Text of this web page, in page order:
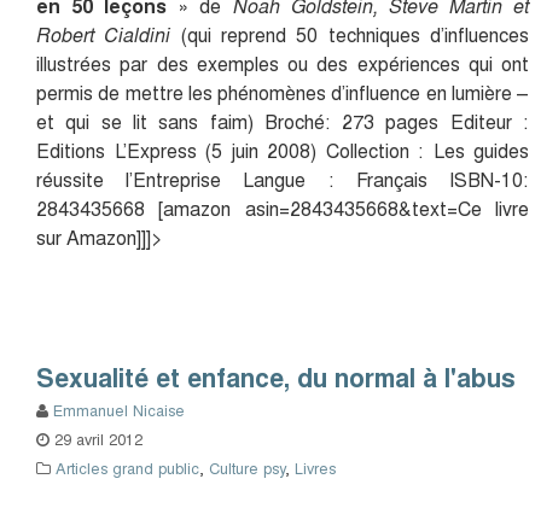
en 50 leçons » de Noah Goldstein, Steve Martin et
Robert Cialdini (qui reprend 50 techniques d’influences
illustrées par des exemples ou des expériences qui ont
permis de mettre les phénomènes d’influence en lumière –
et qui se lit sans faim) Broché: 273 pages Editeur :
Editions L’Express (5 juin 2008) Collection : Les guides
réussite l’Entreprise Langue : Français ISBN-10:
2843435668 [amazon asin=2843435668&text=Ce livre
sur Amazon]]]>
Sexualité et enfance, du normal à l'abus
Emmanuel Nicaise
29 avril 2012
Articles grand public, Culture psy, Livres